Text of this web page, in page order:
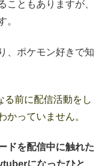
こともありますが、
。
、ポケモン好きで知
る前に配信活動をし
かっていません。
ドを配信中に触れた